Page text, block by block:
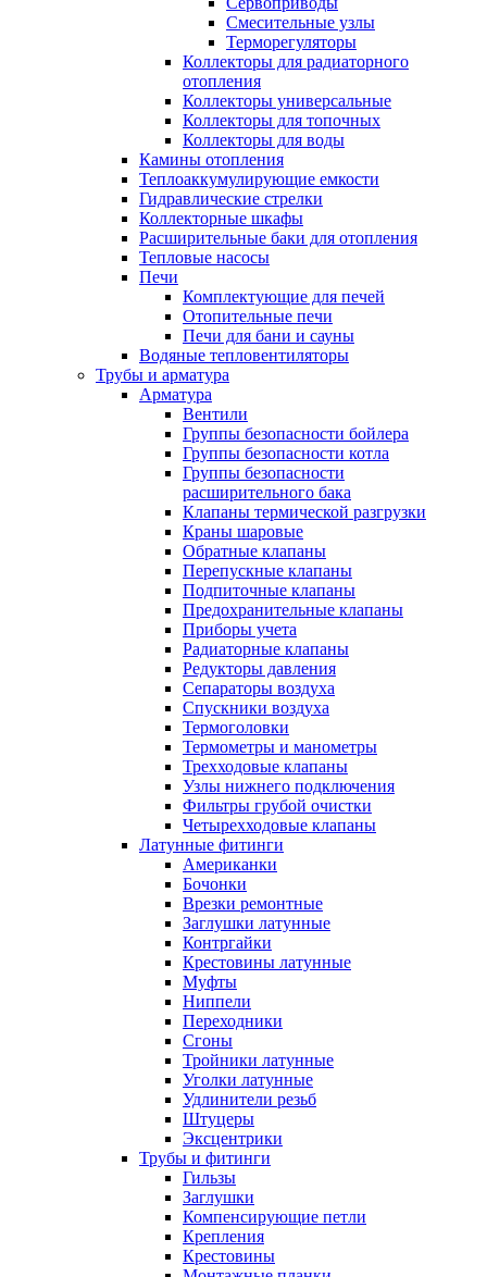
Смесительные узлы
Терморегуляторы
Коллекторы для радиаторного
отопления
Коллекторы универсальные
Коллекторы для топочных
Коллекторы для воды
Камины отопления
Теплоаккумулирующие емкости
Гидравлические стрелки
Коллекторные шкафы
Расширительные баки для отопления
Тепловые насосы
Печи
Комплектующие для печей
Отопительные печи
Печи для бани и сауны
Водяные тепловентиляторы
Трубы и арматура
Арматура
Вентили
Группы безопасности бойлера
Группы безопасности котла
Группы безопасности
расширительного бака
Клапаны термической разгрузки
Краны шаровые
Обратные клапаны
Перепускные клапаны
Подпиточные клапаны
Предохранительные клапаны
Приборы учета
Радиаторные клапаны
Редукторы давления
Сепараторы воздуха
Спускники воздуха
Термоголовки
Термометры и манометры
Трехходовые клапаны
Узлы нижнего подключения
Фильтры грубой очистки
Четырехходовые клапаны
Латунные фитинги
Американки
Бочонки
Врезки ремонтные
Заглушки латунные
Контргайки
Крестовины латунные
Муфты
Ниппели
Переходники
Сгоны
Тройники латунные
Уголки латунные
Удлинители резьб
Штуцеры
Эксцентрики
Трубы и фитинги
Гильзы
Заглушки
Компенсирующие петли
Крепления
Крестовины